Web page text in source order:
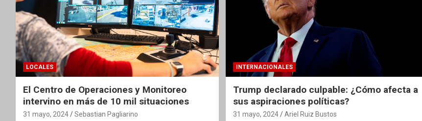
LOCALES
El Centro de Operaciones y Monitoreo
intervino en más de 10 mil situaciones
31 mayo, 2024 Sebastian Pagliarino
INTERNACIONALES
Trump declarado culpable: ¿Cómo afecta a
sus aspiraciones políticas?
31 mayo, 2024 Ariel Ruiz Bustos